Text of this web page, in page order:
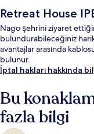
Retreat House
Nago şehrini ziyaret
bulundurabileceğiniz
avantajlar arasında
bulunur.
İptal hakları hakkında
Bu
fazla bilgi